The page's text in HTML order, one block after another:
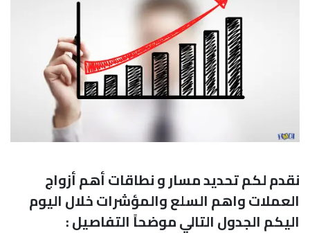
نقدم لكم تحديد مسار و نطاقات أهمأزواج
العملات واهم السلع والمؤشراتخلال اليوم
اليكم الجدول التالي موضحاً التفاصيل :